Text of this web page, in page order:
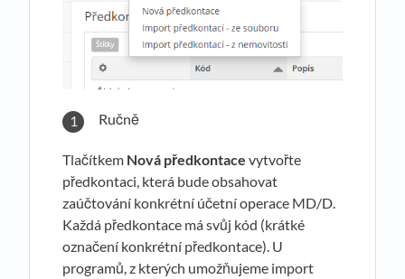
Ručně
Tlačítkem Nová předkontace vytvořte
předkontaci, která bude obsahovat
zaúčtování konkrétní účetní operace MD/D.
Každá předkontace má svůj kód (krátké
označení konkrétní předkontace). U
programů, z kterých umožňujeme import